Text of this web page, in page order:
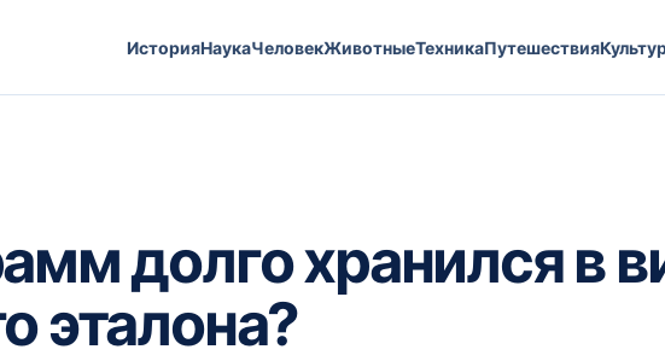
ИсторияНаукаЧеловекЖивотныеТехникаПутешествия
долго хранился в
эталона?